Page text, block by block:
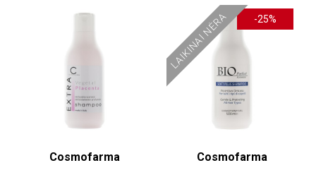
Cosmofarma
-25%
LAIKINAI NĖRA
Cosmofarma